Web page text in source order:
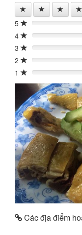
5 0%
4
0%
3
0%
2
0%
1
0%
Các địa điểm